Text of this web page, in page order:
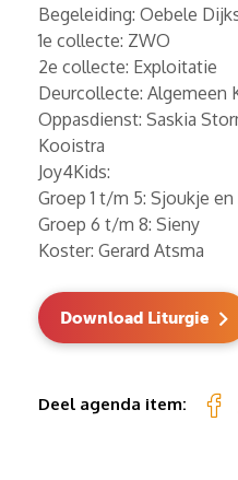
Begeleiding: Oebele
1e collecte: ZWO
2e collecte: Exploitatie
Deurcollecte: Algemeen
Oppasdienst: Saskia
Kooistra
Joy4Kids:
Groep 1 t/m 5: Sjoukje en
Groep 6 t/m 8: Sieny
Koster: Gerard Atsma
Download Liturgie
Deel agenda item: